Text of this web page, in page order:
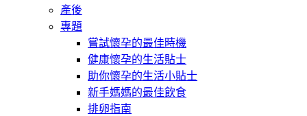
產後
專題
嘗試懷孕的最佳時機
健康懷孕的生活貼士
助你懷孕的生活小貼士
新手媽媽的最佳飲食
排卵指南